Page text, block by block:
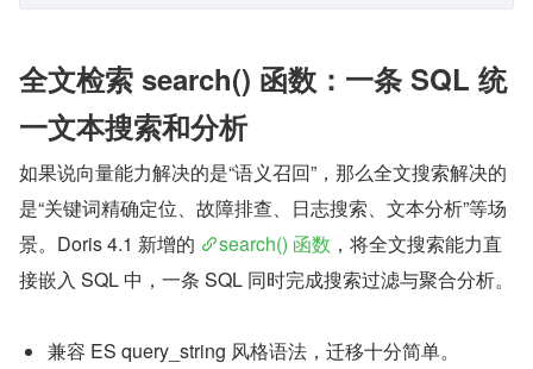
全文检索 search() 函数：一条 SQL 统
一文本搜索和分析
如果说向量能力解决的是“语义召回”，那么全文搜索解决的
是“关键词精确定位、故障排查、日志搜索、文本分析”等场
景。Doris 4.1 新增的
search() 函数 ，将全文搜索能力直
接嵌入 SQL 中，一条 SQL 同时完成搜索过滤与聚合分析。
兼容 ES query_string 风格语法，迁移十分简单。